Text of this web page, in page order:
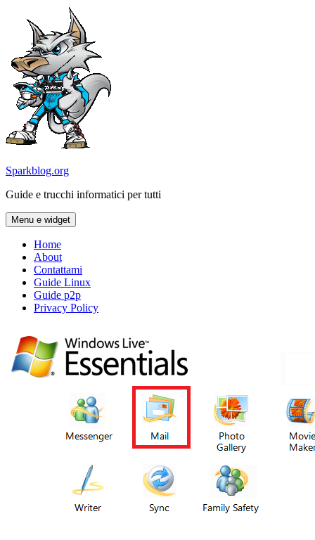
contenuto
Sparkblog.org
Guide e trucchi informatici per tutti
Menu e widget
Home
About
Contattami
Guide Linux
Guide p2p
Privacy Policy